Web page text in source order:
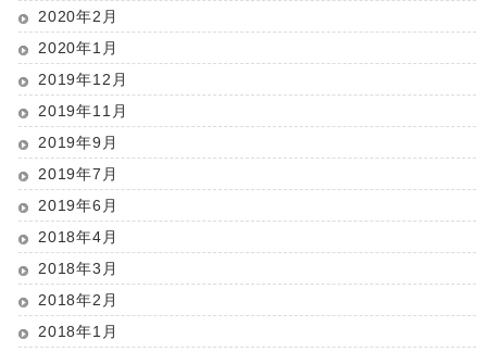
2020年2月
2020年1月
2019年12月
2019年11月
2019年9月
2019年7月
2019年6月
2018年4月
2018年3月
2018年2月
2018年1月